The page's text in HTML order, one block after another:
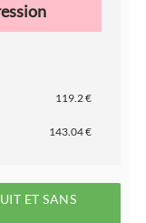
119.2 €
143.04 €
ET SANS